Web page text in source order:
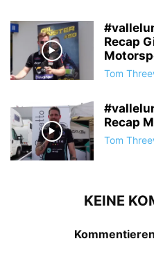
Recap
Tom
Recap
Tom
KEINE